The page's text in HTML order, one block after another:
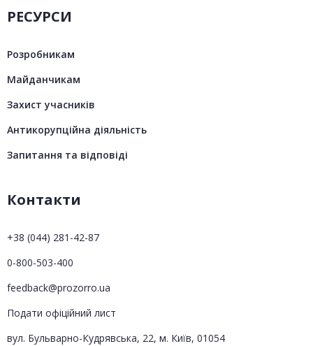
РЕСУРСИ
Розробникам
Майданчикам
Захист учасників
Антикорупційна діяльність
Запитання та відповіді
Контакти
+38 (044) 281-42-87
0-800-503-400
feedback@prozorro.ua
Подати офіційний лист
вул. Бульварно-Кудрявська, 22, м. Київ, 01054